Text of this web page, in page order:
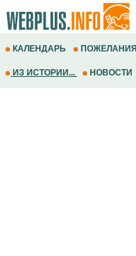
КАЛЕНДАРЬ ПОЖЕЛАНИЯ
ИЗ ИСТОРИИ... НОВОСТИ